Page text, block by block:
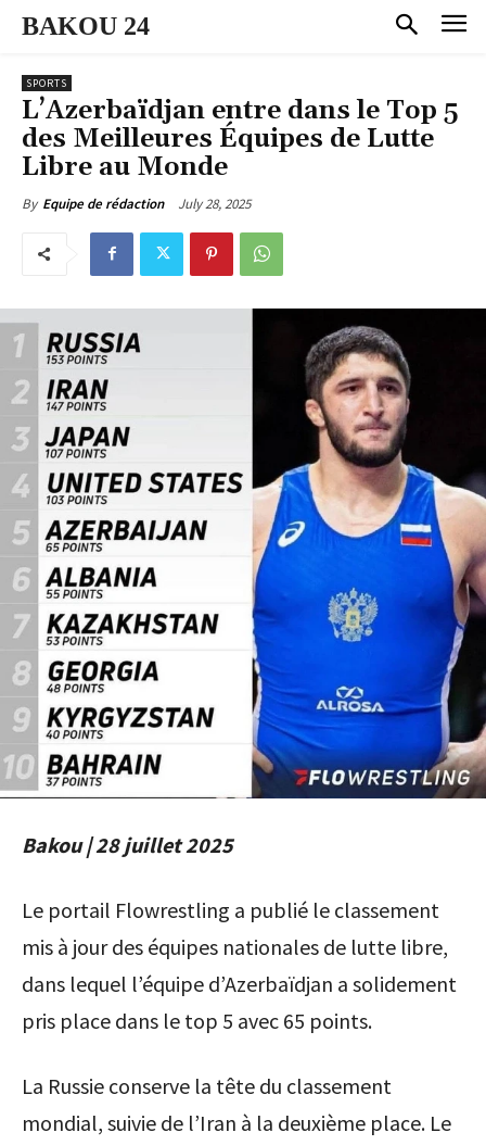
BAKOU 24
SPORTS
L’Azerbaïdjan entre dans le Top 5
des Meilleures Équipes de Lutte
Libre au Monde
By Equipe de rédaction July 28, 2025
Bakou | 28 juillet 2025
Le portail Flowrestling a publié le classement
mis à jour des équipes nationales de lutte libre,
dans lequel l’équipe d’Azerbaïdjan a solidement
pris place dans le top 5 avec 65 points.
La Russie conserve la tête du classement
mondial, suivie de l’Iran à la deuxième place. Le